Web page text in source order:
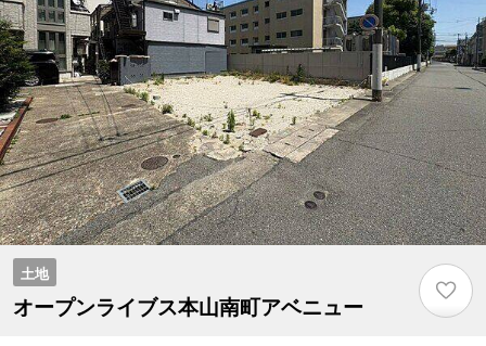
土地
オープンライブス本山南町アベニュー
♡